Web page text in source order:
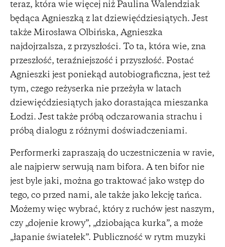
teraz, która wie więcej niż Paulina Walendziak
będąca Agnieszką z lat dziewięćdziesiątych. Jest
także Mirosława Olbińska, Agnieszka
najdojrzalsza, z przyszłości. To ta, która wie, zna
przeszłość, teraźniejszość i przyszłość. Postać
Agnieszki jest poniekąd autobiograficzna, jest też
tym, czego reżyserka nie przeżyła w latach
dziewięćdziesiątych jako dorastająca mieszanka
Łodzi. Jest także próbą odczarowania strachu i
próbą dialogu z różnymi doświadczeniami.
Performerki zapraszają do uczestniczenia w ravie,
ale najpierw serwują nam bifora. A ten bifor nie
jest byle jaki, można go traktować jako wstęp do
tego, co przed nami, ale także jako lekcję tańca.
Możemy więc wybrać, który z ruchów jest naszym,
czy „dojenie krowy”, „dziobająca kurka”, a może
„łapanie światełek”. Publiczność w rytm muzyki